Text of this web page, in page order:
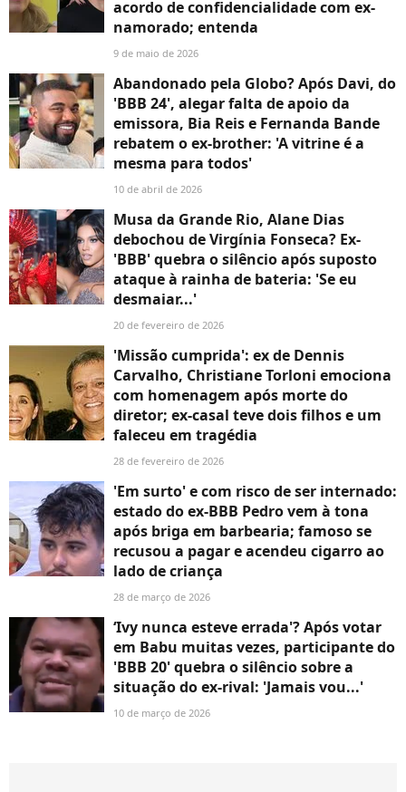
acordo de confidencialidade com ex-
namorado; entenda
9 de maio de 2026
Abandonado pela Globo? Após Davi, do
'BBB 24', alegar falta de apoio da
emissora, Bia Reis e Fernanda Bande
rebatem o ex-brother: 'A vitrine é a
mesma para todos'
10 de abril de 2026
Musa da Grande Rio, Alane Dias
debochou de Virgínia Fonseca? Ex-
'BBB' quebra o silêncio após suposto
ataque à rainha de bateria: 'Se eu
desmaiar...'
20 de fevereiro de 2026
'Missão cumprida': ex de Dennis
Carvalho, Christiane Torloni emociona
com homenagem após morte do
diretor; ex-casal teve dois filhos e um
faleceu em tragédia
28 de fevereiro de 2026
'Em surto' e com risco de ser internado:
estado do ex-BBB Pedro vem à tona
após briga em barbearia; famoso se
recusou a pagar e acendeu cigarro ao
lado de criança
28 de março de 2026
‘Ivy nunca esteve errada'? Após votar
em Babu muitas vezes, participante do
'BBB 20' quebra o silêncio sobre a
situação do ex-rival: 'Jamais vou...'
10 de março de 2026